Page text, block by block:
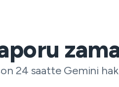
24 saatte Gemini